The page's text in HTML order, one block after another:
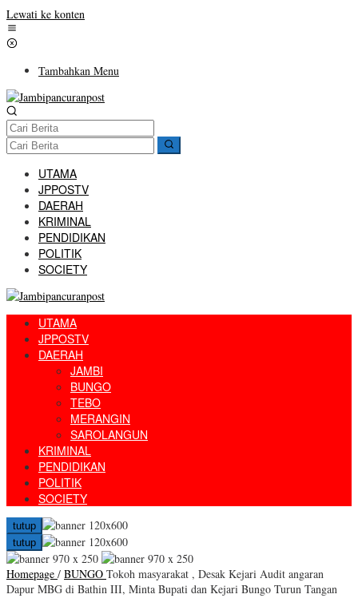
Lewati ke konten
Tambahkan Menu
UTAMA
JPPOSTV
DAERAH
KRIMINAL
PENDIDIKAN
POLITIK
SOCIETY
UTAMA
JPPOSTV
DAERAH
JAMBI
BUNGO
TEBO
MERANGIN
SAROLANGUN
KRIMINAL
PENDIDIKAN
POLITIK
SOCIETY
tutup
tutup
Homepage / BUNGO Tokoh masyarakat , Desak Kejari Audit angaran
Dapur MBG di Bathin III, Minta Bupati dan Kejari Bungo Turun Tangan